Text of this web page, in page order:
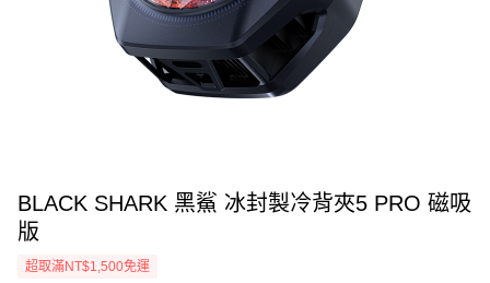
BLACK SHARK 黑鯊 冰封製冷背夾5 PRO 磁吸
版
超取滿NT$1,500免運